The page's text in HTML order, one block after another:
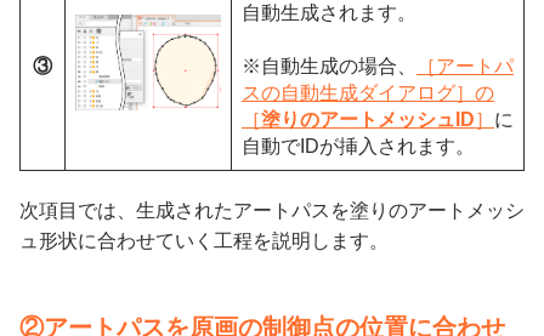
③
自動生成されます。
※自動生成の場合、
［アートパ
スの自動生成ダイアログ］の
［塗りのアートメッシュID］ に
自動でIDが挿入されます。
次項目では、生成されたアートパスを塗りのアートメッシ
ュ形状に合わせていく工程を説明します。
②アートパスを原画の制御点の位置に合わせ